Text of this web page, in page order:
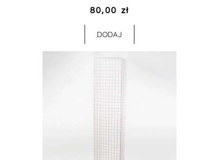
80,00 zł
DODAJ